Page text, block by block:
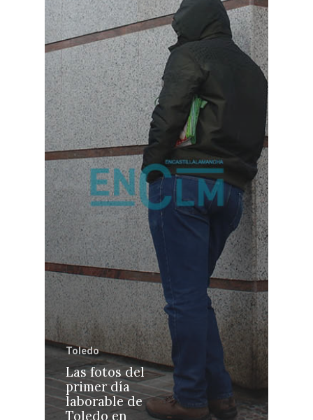
Toledo
Las fotos del
primer día
laborable de
Toledo en
Castilla-La
Toledo
Ciudad Real
Cuenca
Guadalajara
Sanidad
Economía
Educación
Cultura